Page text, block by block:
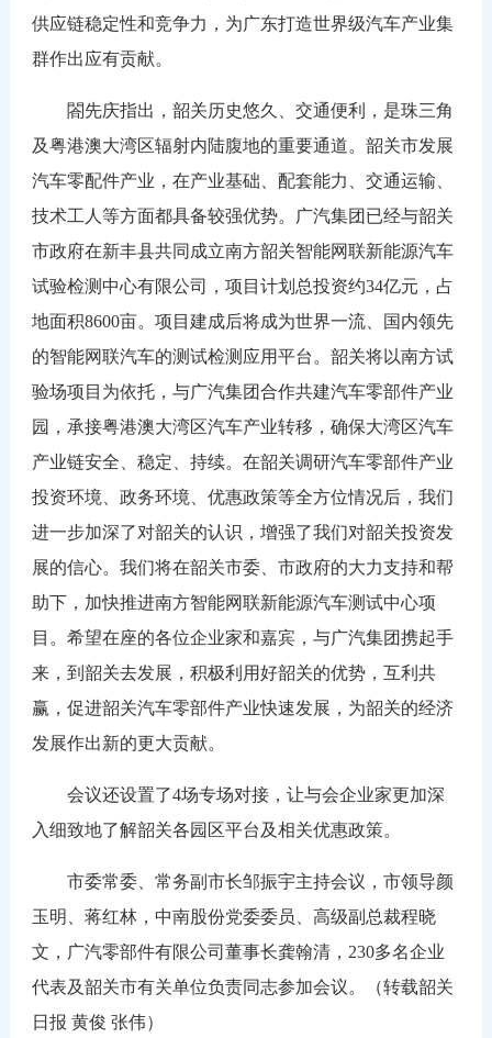
供应链稳定性和竞争力，为广东打造世界级汽车产业集
群作出应有贡献。
閤先庆指出，韶关历史悠久、交通便利，是珠三角
及粤港澳大湾区辐射内陆腹地的重要通道。韶关市发展
汽车零配件产业，在产业基础、配套能力、交通运输、
技术工人等方面都具备较强优势。广汽集团已经与韶关
市政府在新丰县共同成立南方韶关智能网联新能源汽车
试验检测中心有限公司，项目计划总投资约34亿元，占
地面积8600亩。项目建成后将成为世界一流、国内领先
的智能网联汽车的测试检测应用平台。韶关将以南方试
验场项目为依托，与广汽集团合作共建汽车零部件产业
园，承接粤港澳大湾区汽车产业转移，确保大湾区汽车
产业链安全、稳定、持续。在韶关调研汽车零部件产业
投资环境、政务环境、优惠政策等全方位情况后，我们
进一步加深了对韶关的认识，增强了我们对韶关投资发
展的信心。我们将在韶关市委、市政府的大力支持和帮
助下，加快推进南方智能网联新能源汽车测试中心项
目。希望在座的各位企业家和嘉宾，与广汽集团携起手
来，到韶关去发展，积极利用好韶关的优势，互利共
赢，促进韶关汽车零部件产业快速发展，为韶关的经济
发展作出新的更大贡献。
会议还设置了4场专场对接，让与会企业家更加深
入细致地了解韶关各园区平台及相关优惠政策。
市委常委、常务副市长邹振宇主持会议，市领导颜
玉明、蒋红林，中南股份党委委员、高级副总裁程晓
文，广汽零部件有限公司董事长龚翰清，230多名企业
代表及韶关市有关单位负责同志参加会议。（转载韶关
日报 黄俊 张伟）